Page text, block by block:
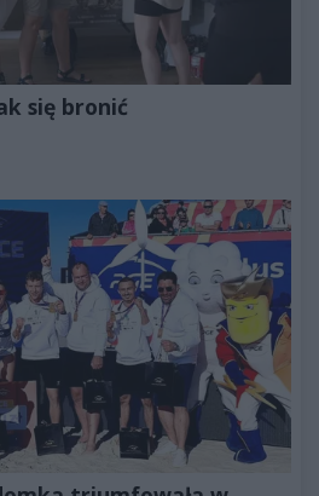
się bronić